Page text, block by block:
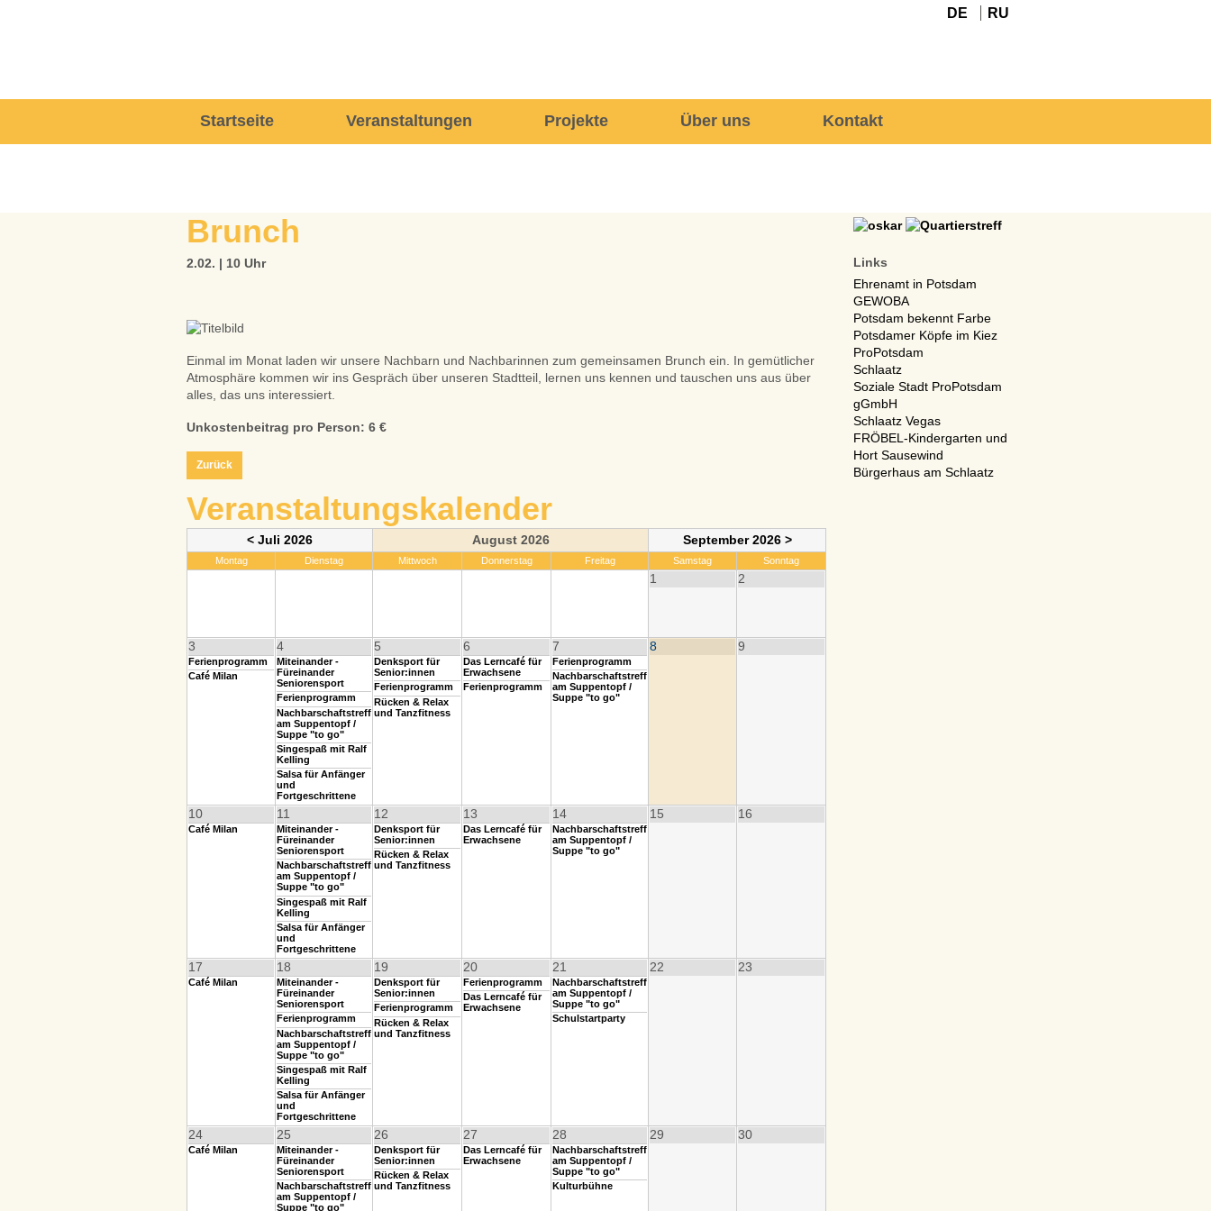
DE RU
Startseite Veranstaltungen Projekte Über uns Kontakt
Brunch
2.02. | 10 Uhr
Einmal im Monat laden wir unsere Nachbarn und Nachbarinnen zum gemeinsamen Brunch ein. In gemütlicher
Atmosphäre kommen wir ins Gespräch über unseren Stadtteil, lernen uns kennen und tauschen uns aus über
alles, das uns interessiert.
Unkostenbeitrag pro Person: 6 €
Zurück
Veranstaltungskalender
< Juli 2026 August 2026 September 2026 >
Montag Dienstag Mittwoch Donnerstag Freitag Samstag Sonntag
1 2
3
Ferienprogramm
Café Milan
4
Miteinander -
Füreinander
Seniorensport
Ferienprogramm
Nachbarschaftstreff
am Suppentopf /
Suppe "to go"
Singespaß mit Ralf
Kelling
Salsa für Anfänger
und
Fortgeschrittene
5
Denksport für
Senior:innen
Ferienprogramm
Rücken & Relax
und Tanzfitness
6
Das Lerncafé für
Erwachsene
Ferienprogramm
7
Ferienprogramm
Nachbarschaftstreff
am Suppentopf /
Suppe "to go"
8 9
10
Café Milan
11
Miteinander -
Füreinander
Seniorensport
Nachbarschaftstreff
am Suppentopf /
Suppe "to go"
Singespaß mit Ralf
Kelling
Salsa für Anfänger
und
Fortgeschrittene
12
Denksport für
Senior:innen
Rücken & Relax
und Tanzfitness
13
Das Lerncafé für
Erwachsene
14
Nachbarschaftstreff
am Suppentopf /
Suppe "to go"
15 16
17
Café Milan
18
Miteinander -
Füreinander
Seniorensport
Ferienprogramm
Nachbarschaftstreff
am Suppentopf /
Suppe "to go"
Singespaß mit Ralf
Kelling
Salsa für Anfänger
und
Fortgeschrittene
19
Denksport für
Senior:innen
Ferienprogramm
Rücken & Relax
und Tanzfitness
20
Ferienprogramm
Das Lerncafé für
Erwachsene
21
Nachbarschaftstreff
am Suppentopf /
Suppe "to go"
Schulstartparty
22 23
24
Café Milan
25
Miteinander -
Füreinander
Seniorensport
Nachbarschaftstreff
am Suppentopf /
Suppe "to go"
26
Denksport für
Senior:innen
Rücken & Relax
und Tanzfitness
27
Das Lerncafé für
Erwachsene
28
Nachbarschaftstreff
am Suppentopf /
Suppe "to go"
Kulturbühne
29 30
Links
Ehrenamt in Potsdam
GEWOBA
Potsdam bekennt Farbe
Potsdamer Köpfe im Kiez
ProPotsdam
Schlaatz
Soziale Stadt ProPotsdam
gGmbH
Schlaatz Vegas
FRÖBEL-Kindergarten und
Hort Sausewind
Bürgerhaus am Schlaatz